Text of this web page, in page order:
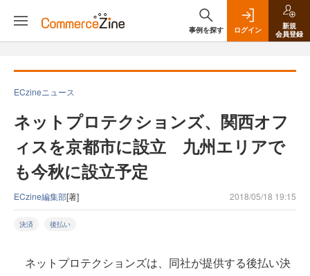
事例を探す ログイン
新規
会員登録
ECzineニュース
ネットプロテクションズ、関西オフ
ィスを京都市に設立 九州エリアで
も今秋に設立予定
ECzine編集部[著] 2018/05/18 19:15
決済 後払い
ネットプロテクションズは、同社が提供する後払い決